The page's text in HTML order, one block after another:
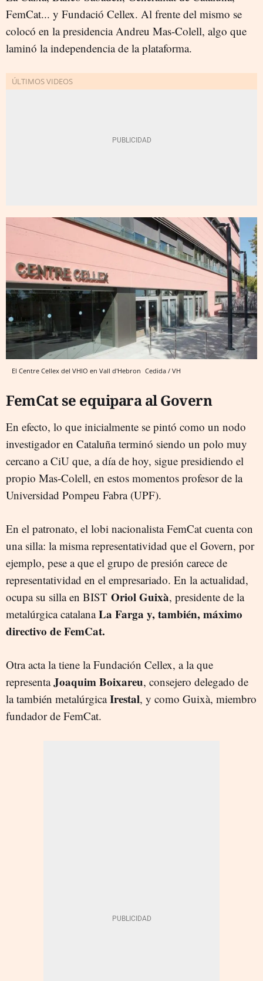
FemCat... y Fundació Cellex. Al frente del mismo se
colocó en la presidencia Andreu Mas-Colell, algo que
laminó la independencia de la plataforma.
El Centre Cellex del VHIO en Vall d'Hebron Cedida / VH
FemCat se equipara al Govern
En efecto, lo que inicialmente se pintó como un nodo
investigador en Cataluña terminó siendo un polo muy
cercano a CiU que, a día de hoy, sigue presidiendo el
propio Mas-Colell, en estos momentos profesor de la
Universidad Pompeu Fabra (UPF).
En el patronato, el lobi nacionalista FemCat cuenta con
una silla: la misma representatividad que el Govern, por
ejemplo, pese a que el grupo de presión carece de
representatividad en el empresariado. En la actualidad,
ocupa su silla en BIST Oriol Guixà, presidente de la
metalúrgica catalanaLa Farga y, también, máximo
directivo de FemCat.
Otra acta la tiene la Fundación Cellex, a la que
representaJoaquim Boixareu, consejero delegado de
la también metalúrgicaIrestal, y como Guixà, miembro
fundador de FemCat.